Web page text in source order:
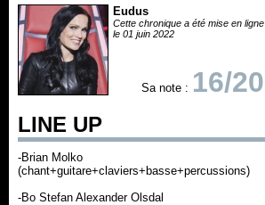
Eudus
Cette chronique a été mise en ligne
le 01 juin 2022
Sa note : 16/20
LINE UP
-Brian Molko
(chant+guitare+claviers+basse+percussions)
-Bo Stefan Alexander Olsdal